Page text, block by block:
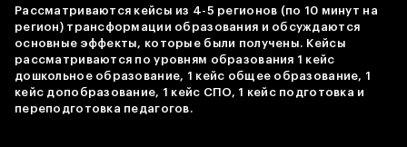
Рассматриваются кейсы из 4-5 регионов (по 10 минут на
регион) трансформации образования и обсуждаются
основные эффекты, которые были получены. Кейсы
рассматриваются по уровням образования 1 кейс
дошкольное образование, 1 кейс общее образование, 1
кейс допобразование, 1 кейс СПО, 1 кейс подготовка и
переподготовка педагогов.